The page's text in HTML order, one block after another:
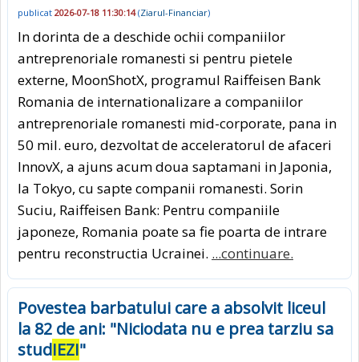
publicat 2026-07-18 11:30:14(Ziarul-Financiar)
In dorinta de a deschide ochii companiilor
antreprenoriale romanesti si pentru pietele
externe, MoonShotX, programul Raiffeisen Bank
Romania de internationalizare a companiilor
antreprenoriale romanesti mid-corporate, pana in
50 mil. euro, dezvoltat de acceleratorul de afaceri
InnovX, a ajuns acum doua saptamani in Japonia,
la Tokyo, cu sapte companii romanesti. Sorin
Suciu, Raiffeisen Bank: Pentru companiile
japoneze, Romania poate sa fie poarta de intrare
pentru reconstructia Ucrainei. ...continuare.
Povestea barbatului care a absolvit liceul
la 82 de ani: "Niciodata nu e prea tarziu sa
studIEZI"